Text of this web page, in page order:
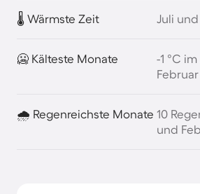
🌡️ Wärmste Zeit Juli
🥶 Kälteste Monate
-1 °C
Februar
🌧️ Regenreichste Monate 10
und